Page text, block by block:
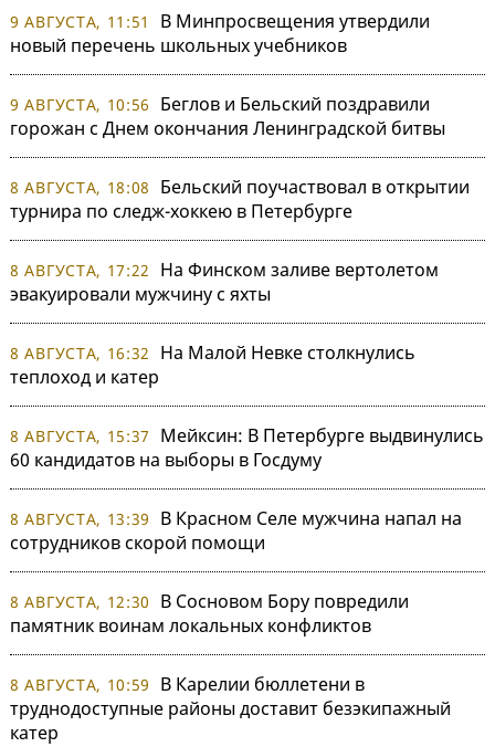
9 АВГУСТА, 11:51
В Минпросвещения утвердили
новый перечень школьных учебников
9 АВГУСТА, 10:56
Беглов и Бельский поздравили
горожан с Днем окончания Ленинградской битвы
8 АВГУСТА, 18:08
Бельский поучаствовал в открытии
турнира по следж-хоккею в Петербурге
8 АВГУСТА, 17:22
На Финском заливе вертолетом
эвакуировали мужчину с яхты
8 АВГУСТА, 16:32
На Малой Невке столкнулись
теплоход и катер
8 АВГУСТА, 15:37
Мейксин: В Петербурге выдвинулись
60 кандидатов на выборы в Госдуму
8 АВГУСТА, 13:39
В Красном Селе мужчина напал на
сотрудников скорой помощи
8 АВГУСТА, 12:30
В Сосновом Бору повредили
памятник воинам локальных конфликтов
8 АВГУСТА, 10:59
В Карелии бюллетени в
труднодоступные районы доставит безэкипажный
катер